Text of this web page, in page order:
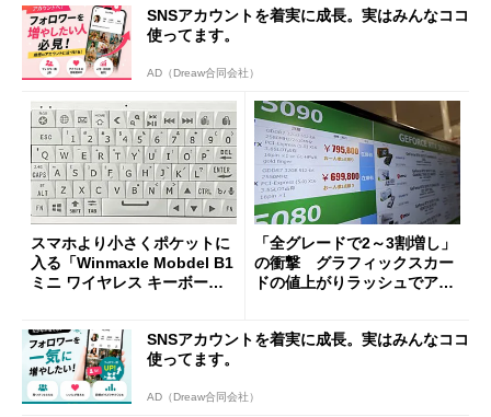
SNSアカウントを着実に成長。実はみんなココ
使ってます。
AD（Dreaw合同会社）
スマホより小さくポケットに
入る「Winmaxle Mobdel B1
ミニ ワイヤレス キーボー
「全グレードで2～3割増し」
の衝撃 グラフィックスカー
ドの値上がりラッシュでアキ
SNSアカウントを着実に成長。実はみんなココ
使ってます。
AD（Dreaw合同会社）